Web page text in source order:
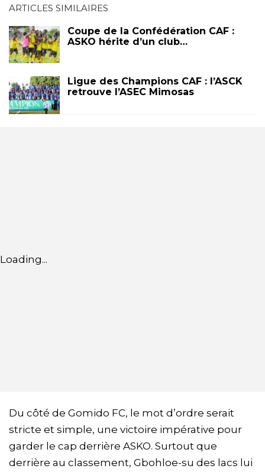
ARTICLES SIMILAIRES
Coupe de la Confédération CAF :
ASKO hérite d’un club…
Ligue des Champions CAF : l’ASCK
retrouve l’ASEC Mimosas
Loading...
Du côté de Gomido FC, le mot d’ordre serait
stricte et simple, une victoire impérative pour
garder le cap derrière ASKO. Surtout que
derrière au classement, Gbohloe-su des lacs lui